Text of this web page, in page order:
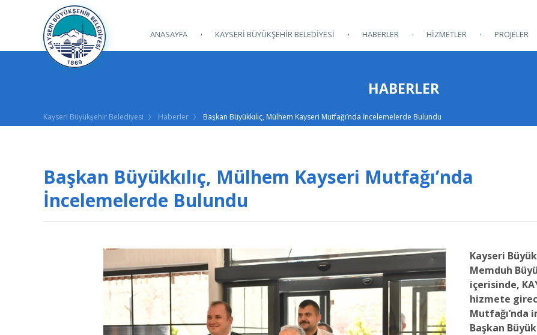
ANASAYFA KAYSERİ BÜYÜKŞEHİR BELEDİYESİ HABERLER HİZMETLER PROJELER
HABERLER
Kayseri Büyükşehir Belediyesi Haberler Başkan Büyükkılıç, Mülhem Kayseri Mutfağı’nda İncelemelerde Bulundu
Başkan Büyükkılıç, Mülhem Kayseri Mutfağı’nda
İncelemelerde Bulundu
Kayseri
Memduh
içerisinde,
hizmete
Mutfağı’nda
Başkan